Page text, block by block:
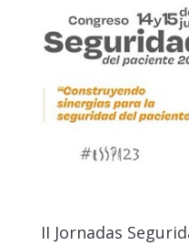
II Jornadas